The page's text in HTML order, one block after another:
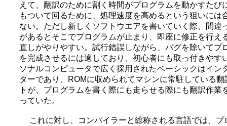
えて、翻訳のために割く時間がプログラムを動かすたび
もついて回るために、処理速度を高めるという狙いには
ない。ただし新しくソフトウエアを書いていく際、間違
があるとそこでプログラムが止まり、即座に修正を行え
直しがやりやすい。試行錯誤しながら、バグを除いてプ
を完成させるには適しており、初心者にも取っ付きやす
ソナルコンピュータで広く採用されたベーシックはイン
ターであり、ROMに収められてマシンに常駐している翻
トが、プログラムを書く際にも走らせる際にも翻訳作業
っていた。
これに対し、コンパイラーと総称される言語では、プ